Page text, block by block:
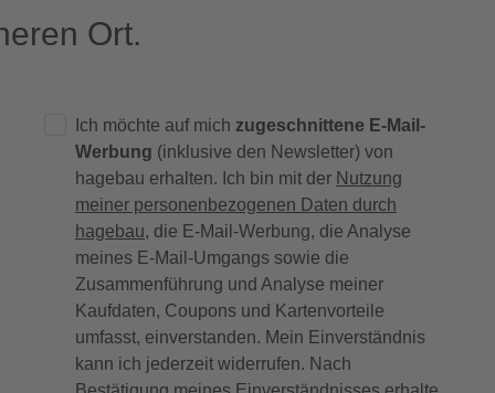
Ort.
Ich möchte auf mich zugeschnittene E-Mail-
Werbung (inklusive den Newsletter) von
hagebau erhalten. Ich bin mit der Nutzung
meiner personenbezogenen Daten durch
hagebau, die E-Mail-Werbung, die Analyse
meines E-Mail-Umgangs sowie die
Zusammenführung und Analyse meiner
Kaufdaten, Coupons und Kartenvorteile
umfasst, einverstanden. Mein Einverständnis
kann ich jederzeit widerrufen. Nach